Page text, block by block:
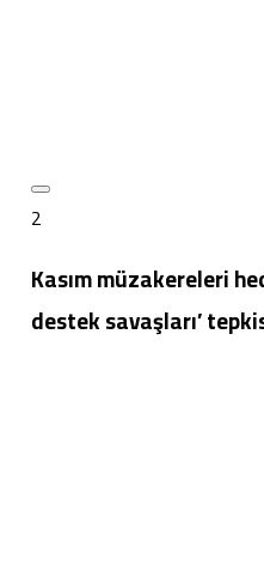
2
Kasım müzakereleri
destek savaşları’